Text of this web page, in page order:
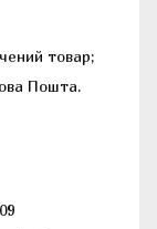
товар;
Пошта.